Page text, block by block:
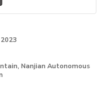
Nanjian Autonomous